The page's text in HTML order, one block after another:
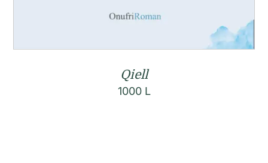
Qiell
1000 L